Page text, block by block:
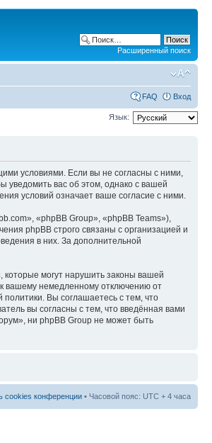
Расширенный поиск
FAQ Вход
Язык:
условиями. Если вы не согласны с ними,
уведомить вас об этом, однако с вашей
условий означает ваше согласие с ними.
«phpBB Group», «phpBB Teams»),
phpBB строго связаны с организацией и
в них. За дополнительной
могут нарушить законы вашей
вашему немедленному отключению от
Вы соглашаетесь с тем, что
вы согласны с тем, что введённая вами
ни phpBB Group не может быть
cookies конференции • Часовой пояс: UTC + 4 часа